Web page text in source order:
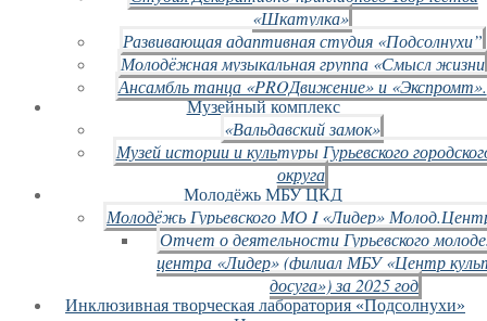
«Шкатулка»
Развивающая адаптивная студия «Подсолнухи”
Молодёжная музыкальная группа «Смысл жизни
Ансамбль танца «PROДвижение» и «Экспромт».
Музейный комплекс
«Вальдавский замок»
Музей истории и культуры Гурьевского
округа
Молодёжь МБУ ЦКД
Молодёжь Гурьевского МО I «Лидер»
Отчет о деятельности Гурьевского
центра «Лидер» (филиал МБУ «Центр
досуга») за 2025 год
Инклюзивная творческая лаборатория «Подсолнухи»